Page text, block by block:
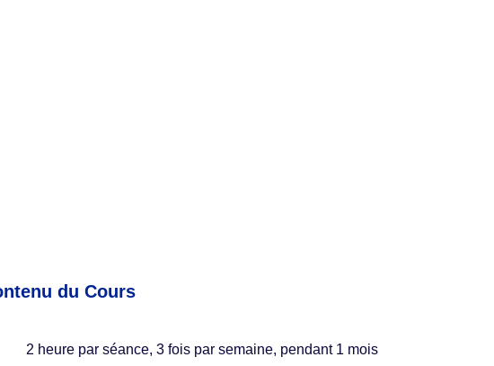
du Cours
2 heure par séance, 3 fois par semaine, pendant 1 mois